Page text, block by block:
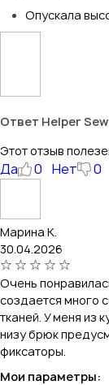
Опускала
Ответ Helper Sew
Этот отзыв
Да 0 Нет 0
Марина К.
30.04.2026
Очень
создается много
тканей. У меня из
низу брюк
фиксаторы.
Мои параметры: